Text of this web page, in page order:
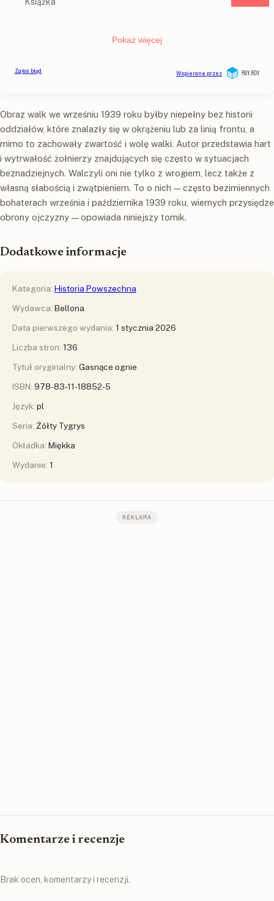
Obraz walk we wrześniu 1939 roku byłby niepełny bez historii
oddziałów, które znalazły się w okrążeniu lub za linią frontu, a
mimo to zachowały zwartość i wolę walki. Autor przedstawia hart
i wytrwałość żołnierzy znajdujących się często w sytuacjach
beznadziejnych. Walczyli oni nie tylko z wrogiem, lecz także z
własną słabością i zwątpieniem. To o nich — często bezimiennych
bohaterach września i października 1939 roku, wiernych przysiędze
obrony ojczyzny — opowiada niniejszy tomik.
Dodatkowe informacje
Kategoria: Historia Powszechna
Wydawca: Bellona
Data pierwszego wydania: 1 stycznia 2026
Liczba stron: 136
Tytuł oryginalny: Gasnące ognie
ISBN: 978-83-11-18852-5
Język: pl
Seria: Żółty Tygrys
Okładka: Miękka
Wydanie: 1
REKLAMA
Komentarze i recenzje
Brak ocen, komentarzy i recenzji.